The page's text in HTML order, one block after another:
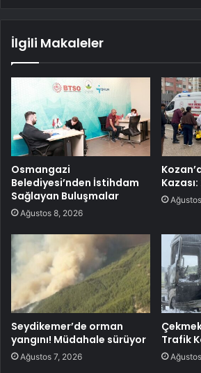
İlgili Makaleler
Osmangazi
Belediyesi’nden İstihdam
Sağlayan Buluşmalar
Ağustos 8, 2026
Kazası:
Seydikemer’de orman
yangını! Müdahale sürüyor
Ağustos 7, 2026
Trafik